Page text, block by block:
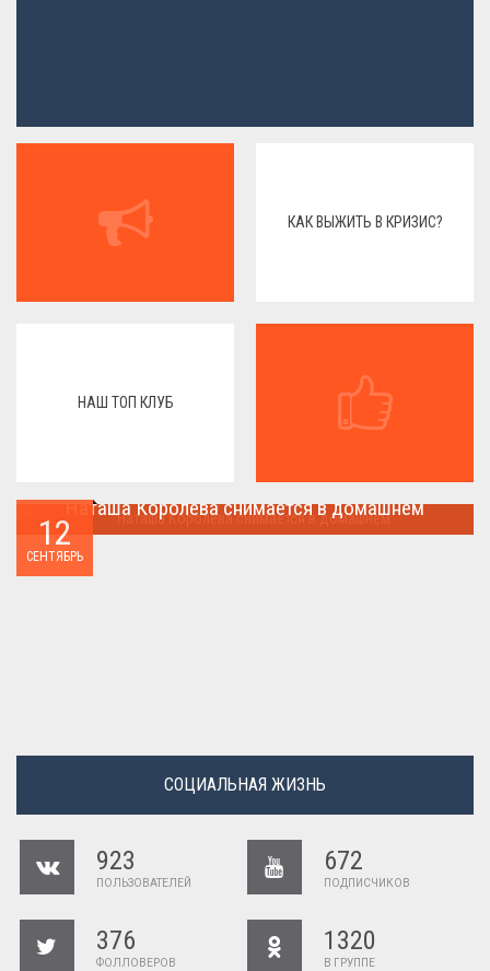
КАК ВЫЖИТЬ В КРИЗИС?
НАШ ТОП КЛУБ
12
СЕНТЯБРЬ
Наташа Королева снимается в домашнем
СОЦИАЛЬНАЯ ЖИЗНЬ
923
ПОЛЬЗОВАТЕЛЕЙ
672
ПОДПИСЧИКОВ
376
ФОЛЛОВЕРОВ
1320
В ГРУППЕ